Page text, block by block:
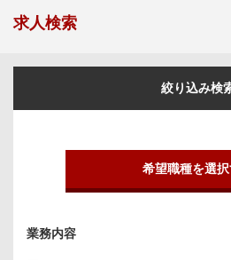
求人検索
絞り込み検
希望職種を選
業務内容